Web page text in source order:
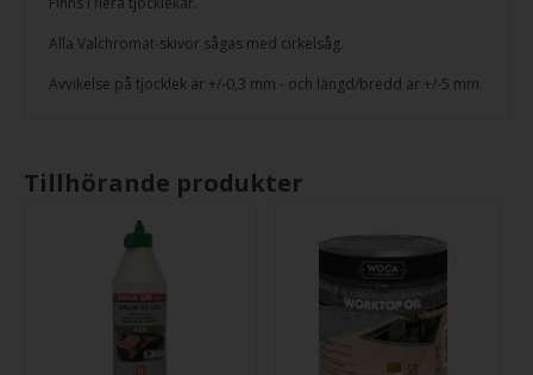
Alla Valchromat-skivor sågas med cirkelsåg.
Avvikelse på tjocklek är +/-0,3 mm - och längd/bredd är +/-5 mm.
Tillhörande produkter